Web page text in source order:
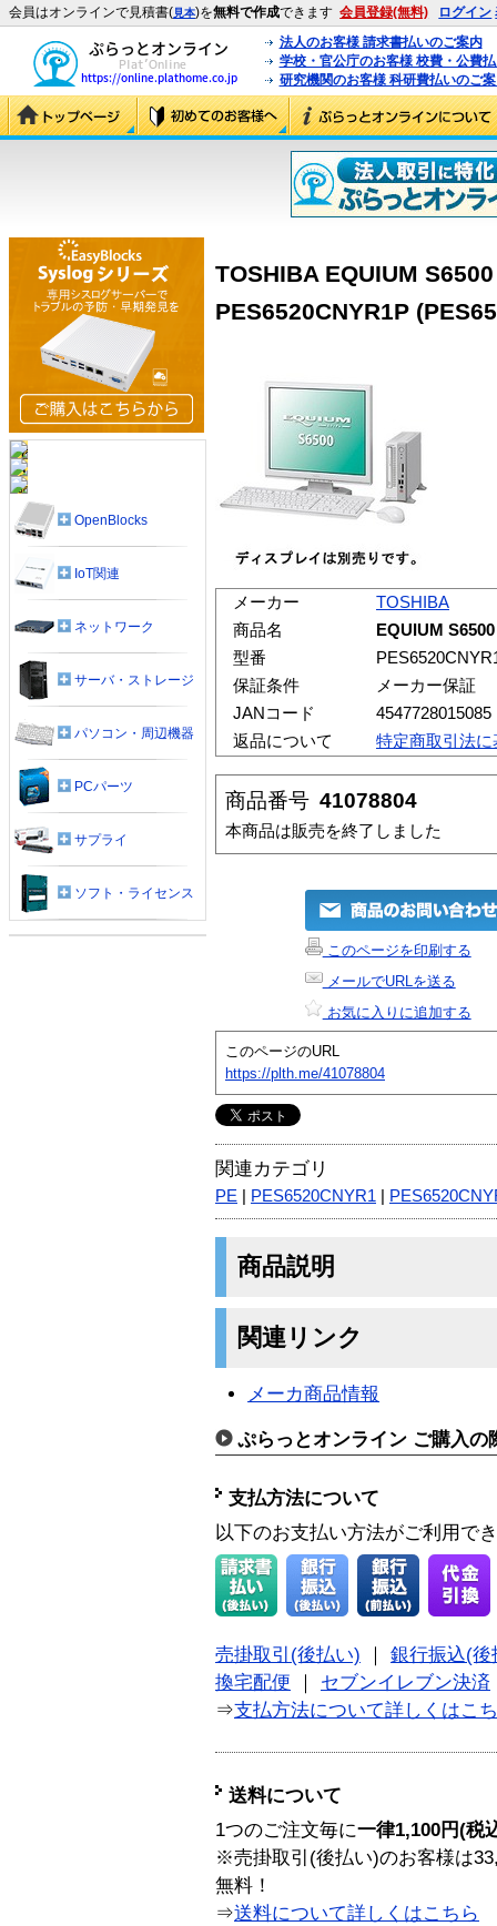
会員はオンラインで見積書(見本)を無料で作成できます 会員登録(無料) ログイン
法人のお客様 請求書払いのご案内
学校・官公庁のお客様 校費・公費
研究機関のお客様 科研費払いのご
TOSHIBA EQUIUM
PES6520CNYR1P
メーカー
TOSHIBA
商品名
EQUIUM
型番
保証条件
メーカー保証
JANコード
4547728015085
返品について
特定商取引法
商品番号 41078804
本商品は販売を終了しました
このページを印刷する
メールでURLを送る
お気に入りに追加する
このページのURL
https://plth.me/41078804
関連カテゴリ
PE PES6520CNYR1
商品説明
関連リンク
メーカ商品情報
ぷらっとオンライン ご購入の
支払方法について
以下のお支払い方法がご利用で
売掛取引(後払い)
銀行振込(後
換宅配便
セブンイレブン決済
⇒支払方法について詳しくはこ
送料について
1つのご注文毎に一律1,100円(税
※売掛取引(後払い)のお客様は
無料！
⇒送料について詳しくはこちら
OpenBlocks
IoT関連
ネットワーク
サーバ・ストレージ
パソコン・周辺機器
PCパーツ
サプライ
ソフト・ライセンス